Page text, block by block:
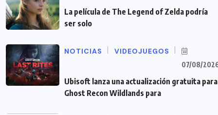
La película de The Legend of Zelda podría
ser solo
NOTICIAS VIDEOJUEGOS
07/08/
Ubisoft lanza una actualización gratuita para
Ghost Recon Wildlands para